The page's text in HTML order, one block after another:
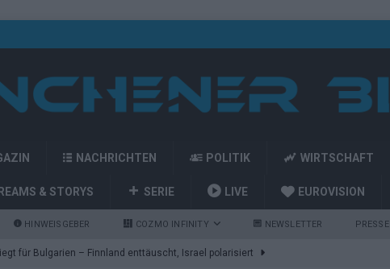
NACHRICHTEN POLITIK WIRTSCHAFT
& STORYS SERIE LIVE EUROVISION
HINWEISGEBER COZMO INFINITY NEWSLETTER PRESSE
für Bulgarien – Finnland enttäuscht, Israel polarisiert